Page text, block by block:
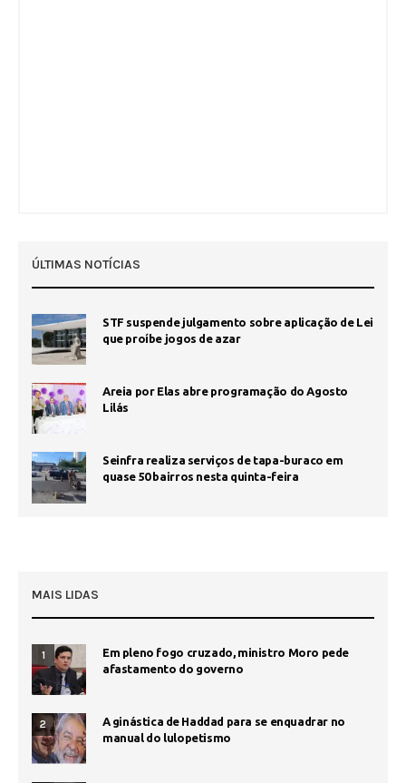
ÚLTIMAS NOTÍCIAS
STF suspende julgamento sobre aplicação de Lei
que proíbe jogos de azar
Areia por Elas abre programação do Agosto
Lilás
Seinfra realiza serviços de tapa-buraco em
quase 50 bairros nesta quinta-feira
MAIS LIDAS
1
Em pleno fogo cruzado, ministro Moro pede
afastamento do governo
2
A ginástica de Haddad para se enquadrar no
manual do lulopetismo